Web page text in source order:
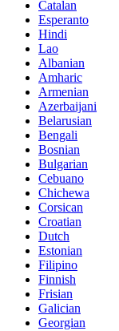
Catalan
Esperanto
Hindi
Lao
Albanian
Amharic
Armenian
Azerbaijani
Belarusian
Bengali
Bosnian
Bulgarian
Cebuano
Chichewa
Corsican
Croatian
Dutch
Estonian
Filipino
Finnish
Frisian
Galician
Georgian